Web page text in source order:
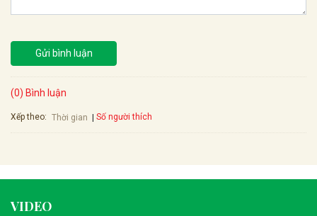
Gửi bình luận
(0) Bình luận
Xếp theo: Thời gian Số người thích
VIDEO